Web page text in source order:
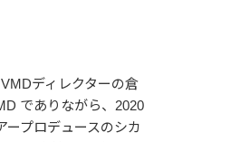
ディレクターの倉
でありながら、2020
プロデュースのシカ